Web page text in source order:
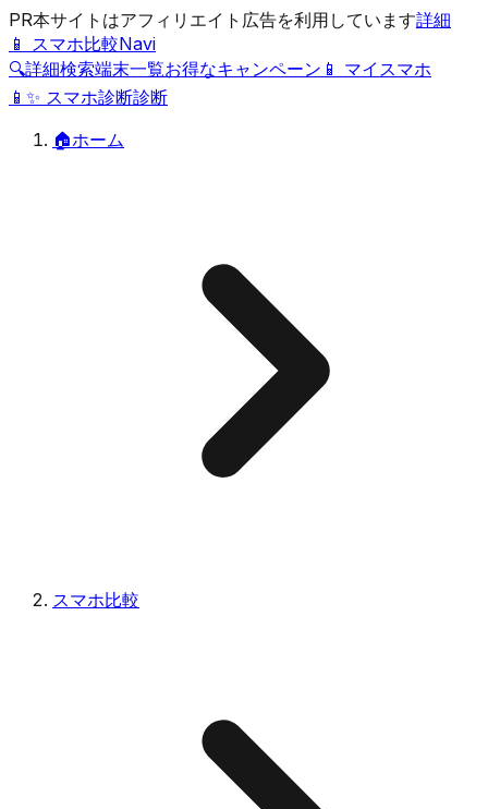
PR本サイトはアフィリエイト広告を利用しています詳細
📱 スマホ比較Navi
🔍詳細検索端末一覧お得なキャンペーン 📱 マイスマホ
📱 ✨ スマホ診断診断
🏠ホーム
スマホ比較